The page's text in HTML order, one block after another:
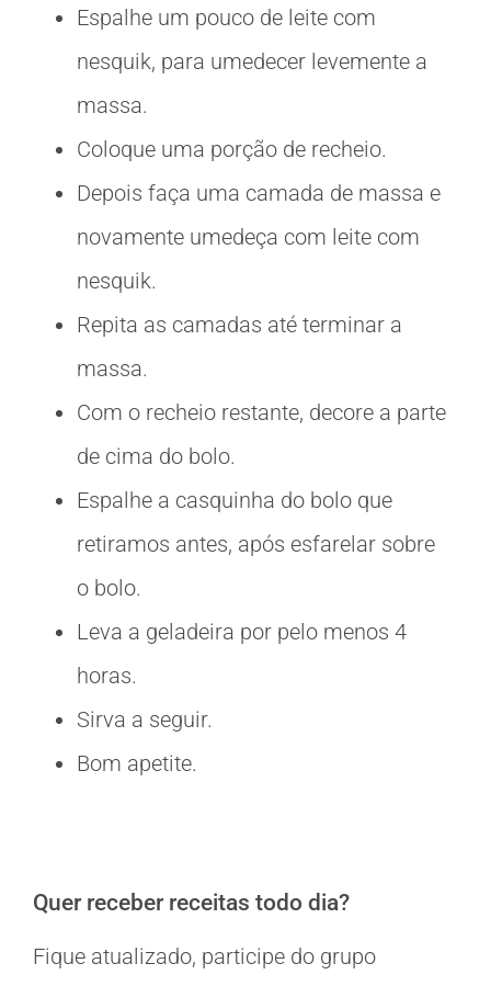
Espalhe um pouco de leite com
nesquik, para umedecer levemente a
massa.
Coloque uma porção de recheio.
Depois faça uma camada de massa e
novamente umedeça com leite com
nesquik.
Repita as camadas até terminar a
massa.
Com o recheio restante, decore a parte
de cima do bolo.
Espalhe a casquinha do bolo que
retiramos antes, após esfarelar sobre
o bolo.
Leva a geladeira por pelo menos 4
horas.
Sirva a seguir.
Bom apetite.
Quer receber receitas todo dia?
Fique atualizado, participe do grupo